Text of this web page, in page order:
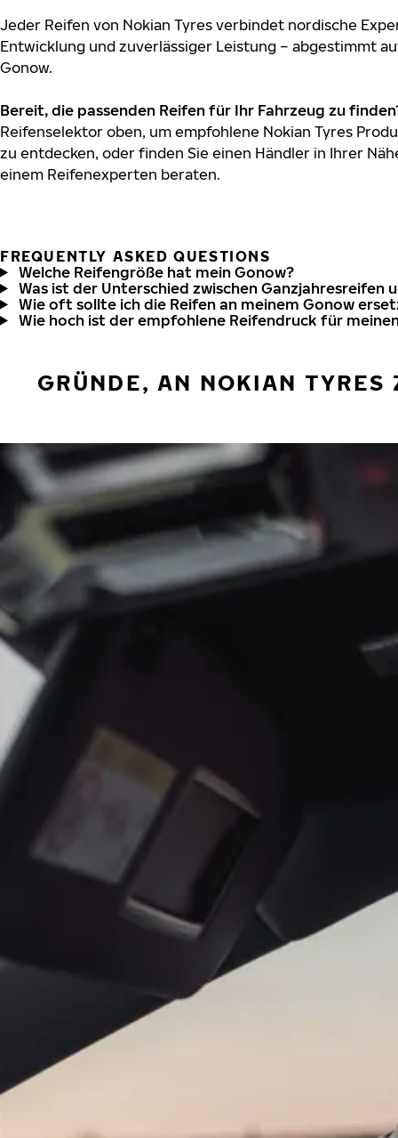
Jeder Reifen von Nokian Tyres verbindet nordische
Entwicklung und zuverlässiger Leistung – abgestimmt
Gonow.
Bereit, die passenden Reifen für Ihr Fahrzeug zu
Reifenselektor oben, um empfohlene Nokian Tyres
zu entdecken, oder finden Sie einen Händler in Ihrer
einem Reifenexperten beraten.
FREQUENTLY ASKED QUESTIONS
Welche Reifengröße hat mein Gonow?
Was ist der Unterschied zwischen Ganzjahresreifen
Wie oft sollte ich die Reifen an meinem Gonow
Wie hoch ist der empfohlene Reifendruck für
GRÜNDE, AN NOKIAN TYRES